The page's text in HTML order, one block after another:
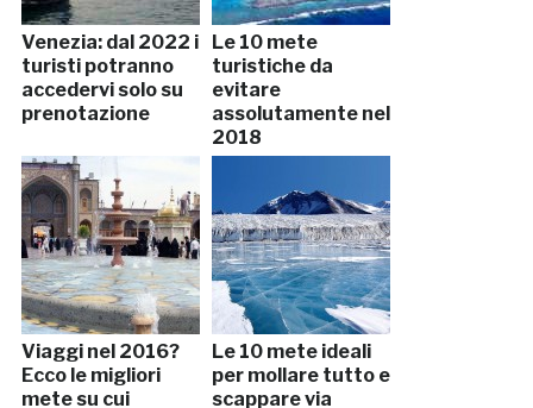
Venezia: dal 2022 i
turisti potranno
accedervi solo su
prenotazione
Le 10 mete
turistiche da
evitare
assolutamente nel
2018
Viaggi nel 2016?
Ecco le migliori
mete su cui
Le 10 mete ideali
per mollare tutto e
scappare via